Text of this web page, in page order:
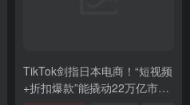
TikTok剑指日本电商！“短视频
+折扣爆款”能撬动22万亿市场